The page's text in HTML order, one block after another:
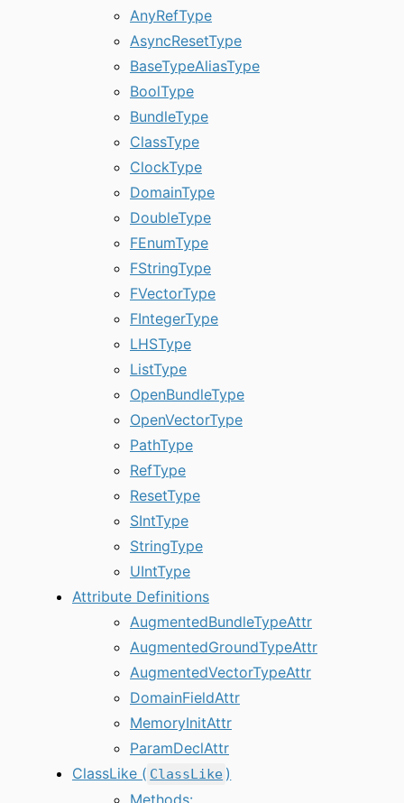
AnyRefType
AsyncResetType
BaseTypeAliasType
BoolType
BundleType
ClassType
ClockType
DomainType
DoubleType
FEnumType
FStringType
FVectorType
FIntegerType
LHSType
ListType
OpenBundleType
OpenVectorType
PathType
RefType
ResetType
SIntType
StringType
UIntType
Attribute Definitions
AugmentedBundleTypeAttr
AugmentedGroundTypeAttr
AugmentedVectorTypeAttr
DomainFieldAttr
MemoryInitAttr
ParamDeclAttr
ClassLike ( ClassLike )
Methods: